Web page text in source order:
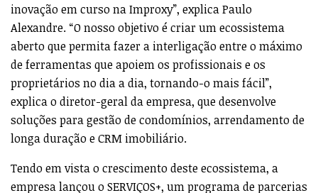
inovação em curso na Improxy”, explica Paulo
Alexandre. “O nosso objetivo é criar um ecossistema
aberto que permita fazer a interligação entre o máximo
de ferramentas que apoiem os profissionais e os
proprietários no dia a dia, tornando-o mais fácil”,
explica o diretor-geral da empresa, que desenvolve
soluções para gestão de condomínios, arrendamento de
longa duração e CRM imobiliário.
Tendo em vista o crescimento deste ecossistema, a
empresa lançou o SERVIÇOS+, um programa de parcerias